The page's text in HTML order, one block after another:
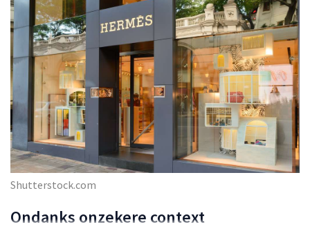
Shutterstock.com
Ondanks onzekere context